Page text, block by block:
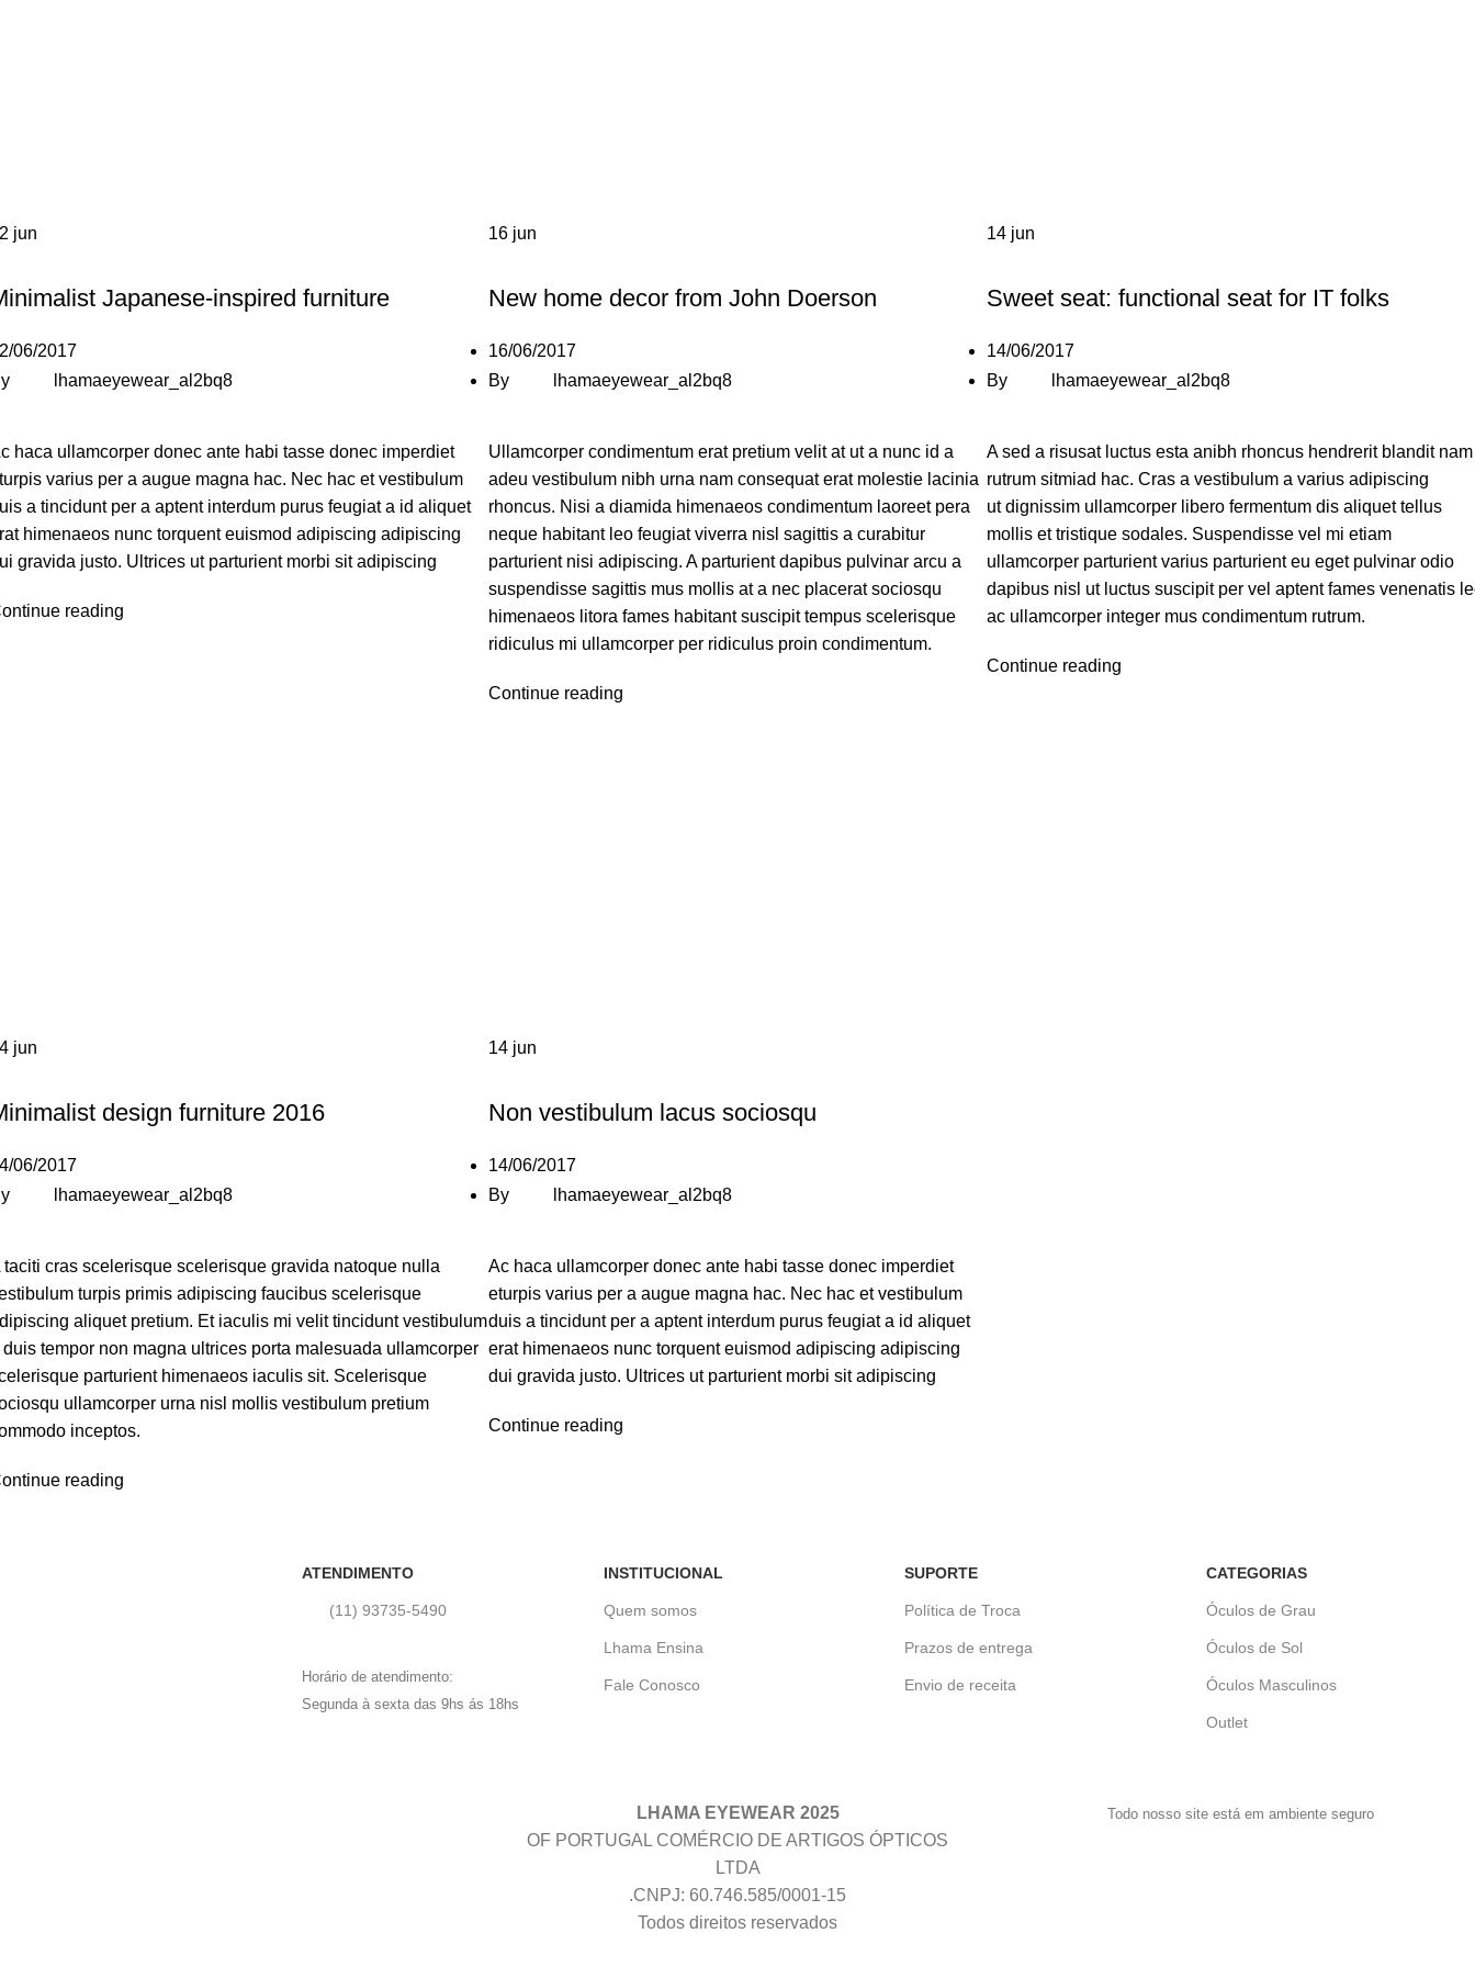
jun
Japanese-inspired furniture
06/2017
lhamaeyewear_al2bq8
haca ullamcorper donec ante habi tasse donec imperdiet
varius per a augue magna hac. Nec hac et vestibulum
a tincidunt per a aptent interdum purus feugiat a id aliquet
himenaeos nunc torquent euismod adipiscing adipiscing
gravida justo. Ultrices ut parturient morbi sit adipiscing
reading
16 jun
New home decor from John Doerson
16/06/2017
By
lhamaeyewear_al2bq8
Ullamcorper condimentum erat pretium velit at ut a nunc id a
adeu vestibulum nibh urna nam consequat erat molestie lacinia
rhoncus. Nisi a diamida himenaeos condimentum laoreet pera
neque habitant leo feugiat viverra nisl sagittis a curabitur
parturient nisi adipiscing. A parturient dapibus pulvinar arcu a
suspendisse sagittis mus mollis at a nec placerat sociosqu
himenaeos litora fames habitant suscipit tempus scelerisque
ridiculus mi ullamcorper per ridiculus proin condimentum.
Continue reading
14 jun
Sweet seat: functional seat for IT folks
14/06/2017
By
lhamaeyewear_al2bq8
A sed a risusat luctus esta anibh rhoncus hendrerit blandit nam
rutrum sitmiad hac. Cras a vestibulum a varius adipiscing
ut dignissim ullamcorper libero fermentum dis aliquet tellus
mollis et tristique sodales. Suspendisse vel mi etiam
ullamcorper parturient varius parturient eu eget pulvinar odio
dapibus nisl ut luctus suscipit per vel aptent fames venenatis
ac ullamcorper integer mus condimentum rutrum.
Continue reading
jun
design furniture 2016
06/2017
lhamaeyewear_al2bq8
taciti cras scelerisque scelerisque gravida natoque nulla
turpis primis adipiscing faucibus scelerisque
aliquet pretium. Et iaculis mi velit tincidunt vestibulum
duis tempor non magna ultrices porta malesuada ullamcorper
parturient himenaeos iaculis sit. Scelerisque
ullamcorper urna nisl mollis vestibulum pretium
inceptos.
reading
14 jun
Non vestibulum lacus sociosqu
14/06/2017
By
lhamaeyewear_al2bq8
Ac haca ullamcorper donec ante habi tasse donec imperdiet
eturpis varius per a augue magna hac. Nec hac et vestibulum
duis a tincidunt per a aptent interdum purus feugiat a id aliquet
erat himenaeos nunc torquent euismod adipiscing adipiscing
dui gravida justo. Ultrices ut parturient morbi sit adipiscing
Continue reading
ATENDIMENTO
(11) 93735‑5490‬
Horário de atendimento:
Segunda à sexta das 9hs ás 18hs
INSTITUCIONAL
Quem somos
Lhama Ensina
Fale Conosco
SUPORTE
Política de Troca
Prazos de entrega
Envio de receita
CATEGORIAS
Óculos de Grau
Óculos de Sol
Óculos Masculinos
Outlet
LHAMA EYEWEAR 2025
OF PORTUGAL COMÉRCIO DE ARTIGOS ÓPTICOS
LTDA
.CNPJ: 60.746.585/0001-15
Todos direitos reservados
Todo nosso site está em ambiente seguro